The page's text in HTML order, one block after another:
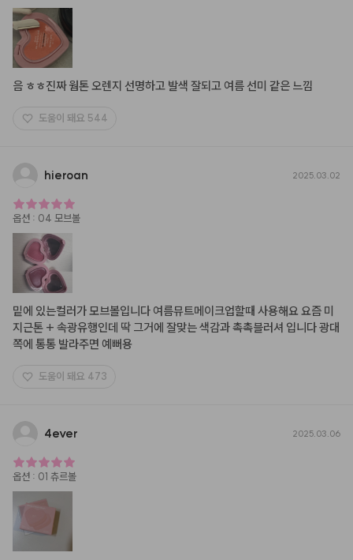
음 ㅎㅎ진짜 웜톤 오렌지 선명하고 발색 잘되고 여름 선미 같은 느낌
도움이 돼요 544
hieroan 2025.03.02
옵션 : 04 모브볼
밑에 있는컬러가 모브볼입니다 여름뮤트메이크업할때 사용해요 요즘 미
지근톤 + 속광유행인데 딱 그거에 잘맞는 색감과 촉촉블러셔 입니다 광대
쪽에 통통 발라주면 예뻐용
도움이 돼요 473
4ever 2025.03.06
옵션 : 01 츄르볼